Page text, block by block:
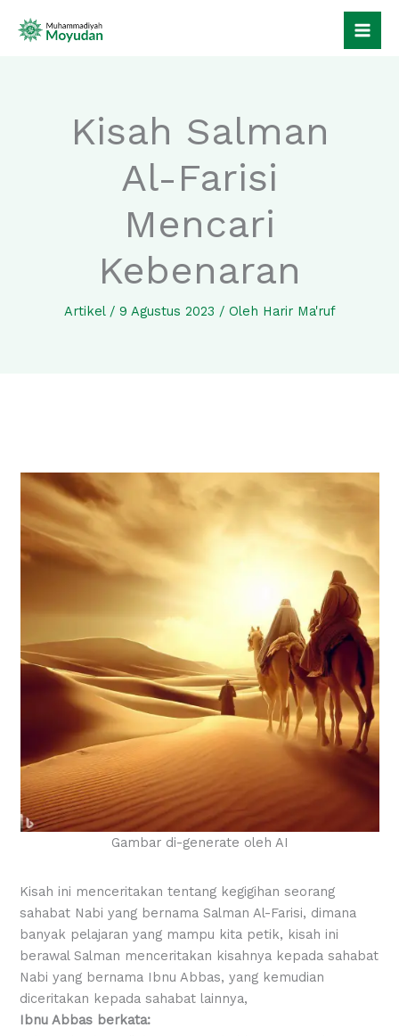
Kisah Salman
Al-Farisi
Mencari
Kebenaran
Artikel/ 9 Agustus 2023 / Oleh Harir Ma'ruf
Gambar di-generate oleh AI
Kisah ini menceritakan tentang kegigihan seorang
sahabat Nabi yang bernama Salman Al-Farisi, dimana
banyak pelajaran yang mampu kita petik, kisah ini
berawal Salman menceritakan kisahnya kepada sahabat
Nabi yang bernama Ibnu Abbas, yang kemudian
diceritakan kepada sahabat lainnya,
Ibnu Abbas berkata: